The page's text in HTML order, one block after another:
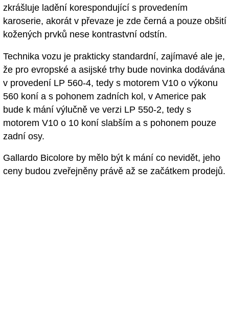
zkrášluje ladění korespondující s provedením
karoserie, akorát v převaze je zde černá a pouze obšití
kožených prvků nese kontrastvní odstín.
Technika vozu je prakticky standardní, zajímavé ale je,
že pro evropské a asijské trhy bude novinka dodávána
v provedení LP 560-4, tedy s motorem V10 o výkonu
560 koní a s pohonem zadních kol, v Americe pak
bude k mání výlučně ve verzi LP 550-2, tedy s
motorem V10 o 10 koní slabším a s pohonem pouze
zadní osy.
Gallardo Bicolore by mělo být k mání co nevidět, jeho
ceny budou zveřejněny právě až se začátkem prodejů.